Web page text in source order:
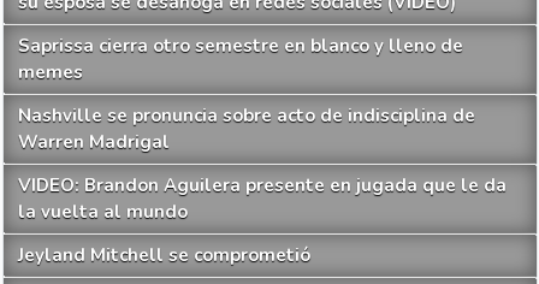
Saprissa cierra otro semestre en blanco y lleno de
memes
Nashville se pronuncia sobre acto de indisciplina de
Warren Madrigal
VIDEO: Brandon Aguilera presente en jugada que le da
la vuelta al mundo
Jeyland Mitchell se comprometió